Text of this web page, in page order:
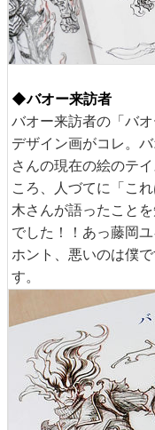
◆バオー来訪者
バオー来訪者の「バ
デザイン画がコレ。
さんの現在の絵のテ
ころ、人づてに「こ
木さんが語ったこと
でした！！あっ藤岡
ホント、悪いのは僕
す。